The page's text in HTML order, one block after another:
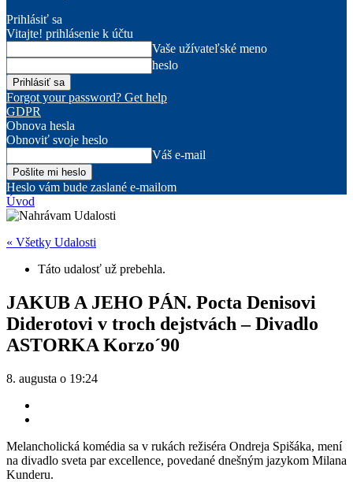
Prihlásiť sa
Vitajte! prihlásenie k účtu
Vaše užívateľské meno
heslo
Forgot your password? Get help
GDPR
Obnova hesla
Obnoviť svoje heslo
Váš e-mail
Heslo vám bude zaslané e-mailom
Úvod
« Všetky Udalosti
Táto udalosť už prebehla.
JAKUB A JEHO PÁN. Pocta Denisovi
Diderotovi v troch dejstvách – Divadlo
ASTORKA Korzo´90
8. augusta o 19:24
Melancholická komédia sa v rukách režiséra Ondreja Spišáka, mení
na divadlo sveta par excellence, povedané dnešným jazykom Milana
Kunderu.